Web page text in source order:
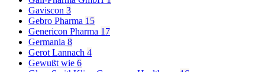
Gaviscon 3
Gebro Pharma 15
Genericon Pharma 17
Germania 8
Gerot Lannach 4
Gewußt wie 6